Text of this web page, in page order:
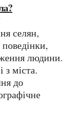
селян,
людини.
з міста.
до